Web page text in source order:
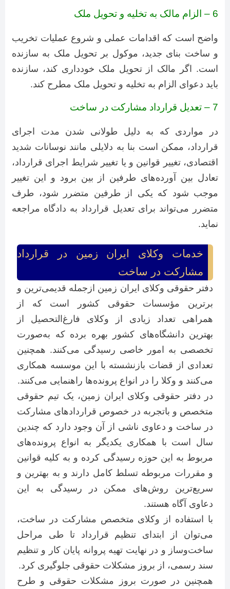
6 – الزام مالک به تخلیه و تحویل ملک
واضح است که اقدامات عملی و شروع عملیات تخریب
و ساخت بنای جدید، موکول بر تحویل ملک به سازنده
است. اگر مالک از تحویل ملک خودداری کند، سازنده
باید دعوای الزام به تخلیه و تحویل ملک مطرح کند.
7 – تعدیل قرارداد مشارکت در ساخت
در مواردی که به دلیل طولانی شدن مدت اجرای
قرارداد، ممکن است بنا به دلایلی مانند نوسانات شدید
اقتصادی، تغییر قوانین و یا تغییر شرایط اجرای قرارداد،
تعادل بین آورده‌های طرفین از بین برود و این تغییر
موجب شود که یکی از طرفین متضرر شود، طرف
متضرر می‌تواند برای تعدیل قرارداد به دادگاه مراجعه
نماید.
خدمات وکلای ایران زمین در قرارداد
مشارکت در ساخت
دفتر حقوقی وکلای ایران زمین ازجمله قدیمی‌ترین و
برترین مؤسسات حقوقی کشور است که از
همراهی تعداد زیادی از وکلای فارغ‌التحصیل از
بهترین دانشگاه‌های کشور بهره برده که به‌صورت
تخصصی به امور خاصی رسیدگی می‌کنند. همچنین
تعدادی از قضات بازنشسته با این موسسه همکاری
می‌کنند و وکلا را در انواع پرونده‌ها راهنمایی می‌کنند.
در دفتر حقوقی وکلای ایران زمین، یک تیم حقوقی
متخصص و باتجربه در خصوص قراردادهای مشارکت
در ساخت و دعاوی ناشی از آن وجود دارد که چندین
سال است با همکاری یکدیگر به انواع پرونده‌های
مربوط به این حوزه رسیدگی کرده و به کلیه قوانین
و مقررات مربوطه تسلط کامل دارند و به بهترین و
سریع‌ترین روش‌های ممکن در رسیدگی به این
دعاوی آگاه هستند.
با استفاده از وکلای متخصص مشارکت در ساخت،
می‌توان از ابتدای تنظیم قرارداد تا طی مراحل
ساخت‌وساز و در نهایت تهیه پروانه پایان کار و تنظیم
سند رسمی، از بروز مشکلات حقوقی جلوگیری کرد.
همچنین در صورت بروز مشکلات حقوقی و طرح